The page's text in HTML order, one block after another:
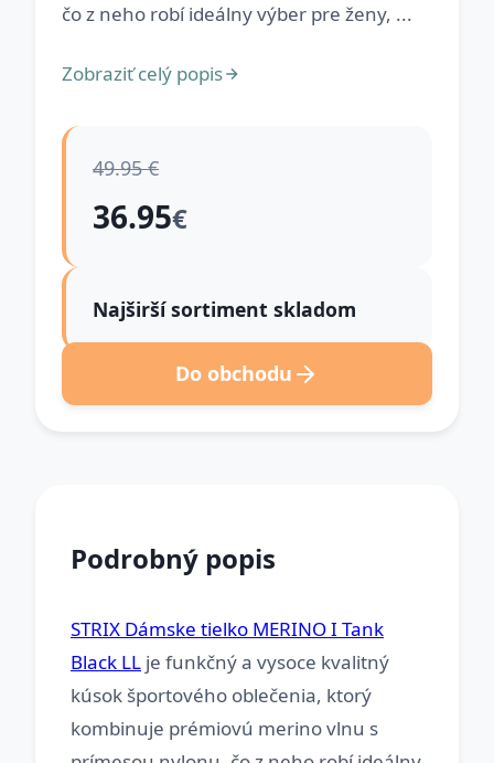
čo z neho robí ideálny výber pre ženy, ...
Zobraziť celý popis
49.95 €
36.95€
Najširší sortiment skladom
Do obchodu
Podrobný popis
STRIX Dámske tielko MERINO I Tank
Black LL je funkčný a vysoce kvalitný
kúsok športového oblečenia, ktorý
kombinuje prémiovú merino vlnu s